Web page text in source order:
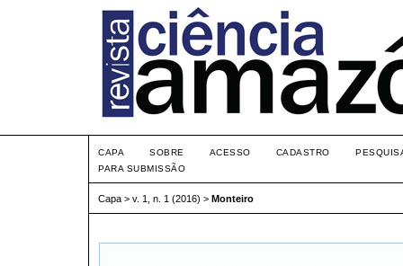
CAPA SOBRE ACESSO CADASTRO
PARA SUBMISSÃO
Capa > v. 1, n. 1 (2016) > Monteiro